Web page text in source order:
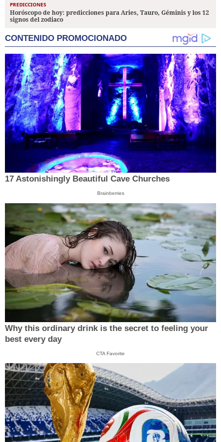
PREDICCIONES
Horóscopo de hoy: predicciones para Aries, Tauro, Géminis y los 12
signos del zodiaco
CONTENIDO PROMOCIONADO
17 Astonishingly Beautiful Cave Churches
Brainberries
Why this ordinary drink is the secret to feeling your
best every day
CTA Favorite